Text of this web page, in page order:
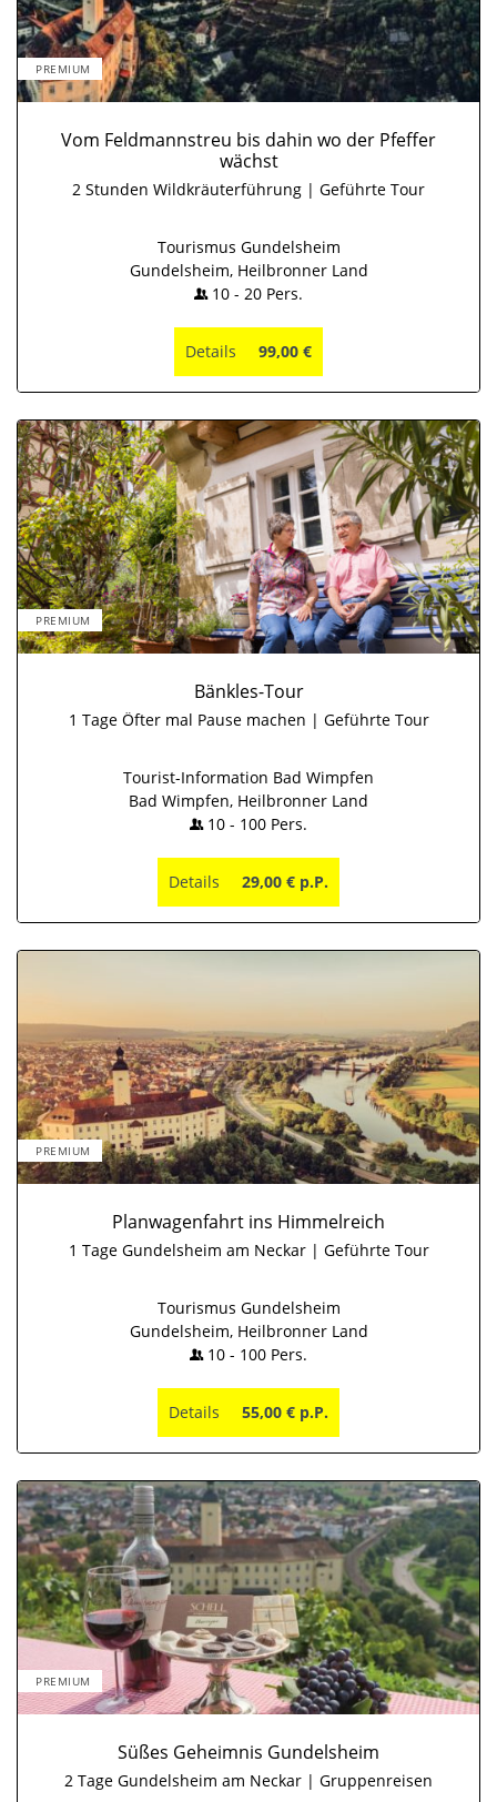
PREMIUM
Vom Feldmannstreu bis dahin wo der Pfeffer
wächst
2 Stunden Wildkräuterführung | Geführte Tour
Tourismus Gundelsheim
Gundelsheim, Heilbronner Land
10 - 20 Pers.
Details 99,00 €
PREMIUM
Bänkles-Tour
1 Tage Öfter mal Pause machen | Geführte Tour
Tourist-Information Bad Wimpfen
Bad Wimpfen, Heilbronner Land
10 - 100 Pers.
Details 29,00 € p.P.
PREMIUM
Planwagenfahrt ins Himmelreich
1 Tage Gundelsheim am Neckar | Geführte Tour
Tourismus Gundelsheim
Gundelsheim, Heilbronner Land
10 - 100 Pers.
Details 55,00 € p.P.
PREMIUM
Süßes Geheimnis Gundelsheim
2 Tage Gundelsheim am Neckar | Gruppenreisen